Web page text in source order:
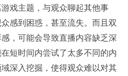
戏主题，与观众聊起其他事
感到困惑，甚至流失。而且双
，可能会导致直播内容缺乏深
短时间内尝试了太多不同的内
深入挖掘，使得观众难以对其